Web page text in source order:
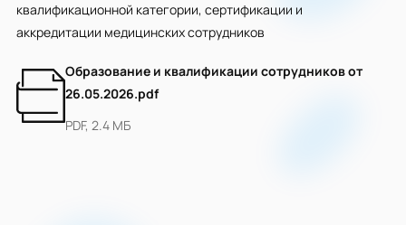
квалификационной категории, сертификации и
аккредитации медицинских сотрудников
Образование и квалификации сотрудников от
26.05.2026.pdf
PDF, 2.4 МБ